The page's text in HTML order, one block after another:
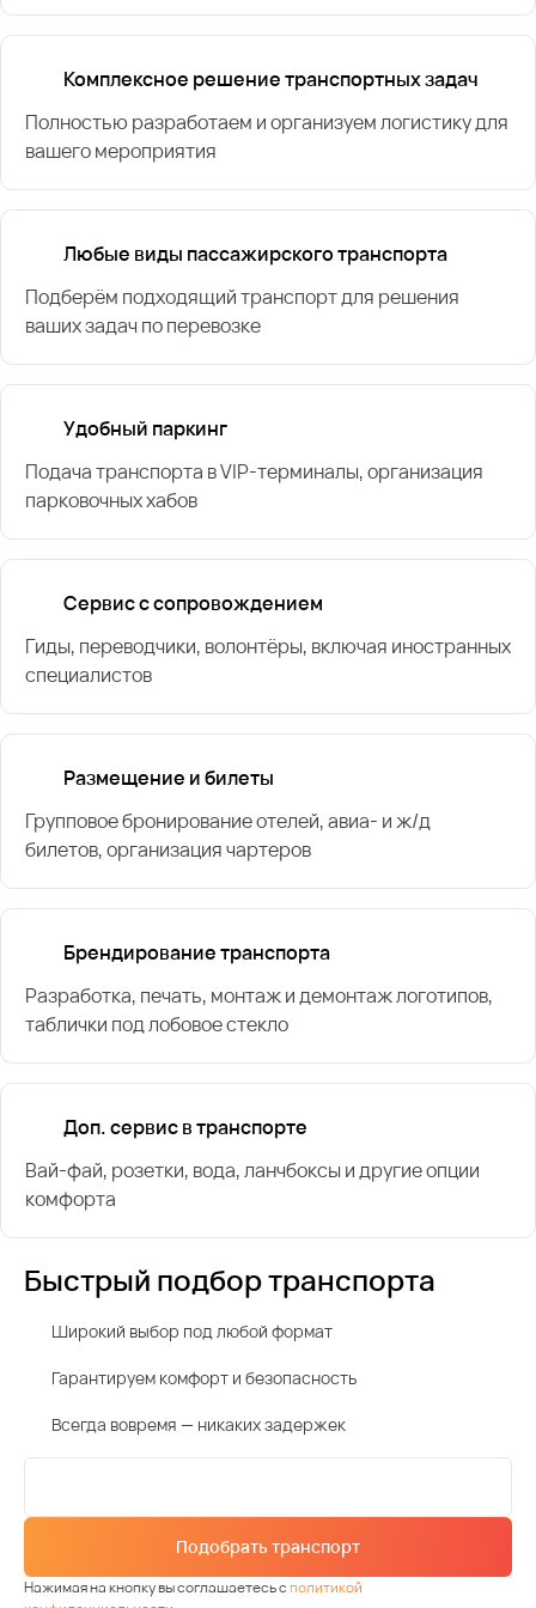
Комплексное решение транспортных задач
Полностью разработаем и организуем логистику для
вашего мероприятия
Любые виды пассажирского транспорта
Подберём подходящий транспорт для решения
ваших задач по перевозке
Удобный паркинг
Подача транспорта в VIP-терминалы, организация
парковочных хабов
Сервис с сопровождением
Гиды, переводчики, волонтёры, включая иностранных
специалистов
Размещение и билеты
Групповое бронирование отелей, авиа- и ж/д
билетов, организация чартеров
Брендирование транспорта
Разработка, печать, монтаж и демонтаж логотипов,
таблички под лобовое стекло
Доп. сервис в транспорте
Вай-фай, розетки, вода, ланчбоксы и другие опции
комфорта
Быстрый подбор транспорта
Широкий выбор под любой формат
Гарантируем комфорт и безопасность
Всегда вовремя — никаких задержек
Подобрать транспорт
Нажимая на кнопку вы соглашаетесь сполитикой